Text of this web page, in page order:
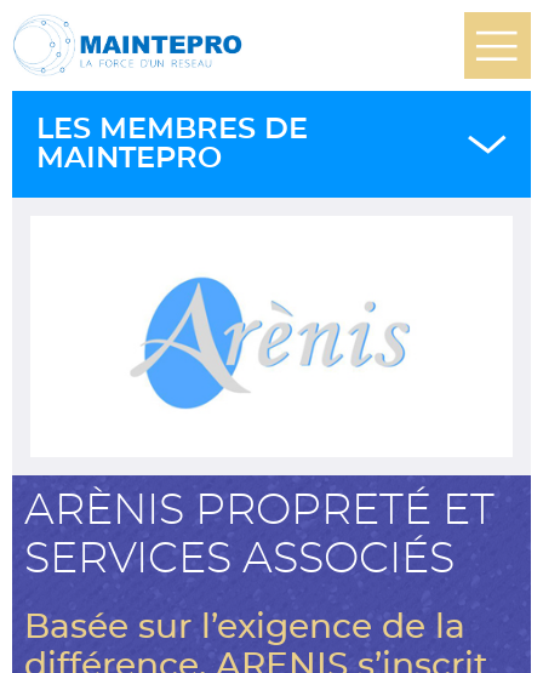
LES MEMBRES DE
MAINTEPRO
ARÈNIS PROPRETÉ ET
SERVICES ASSOCIÉS
Basée sur l’exigence de la